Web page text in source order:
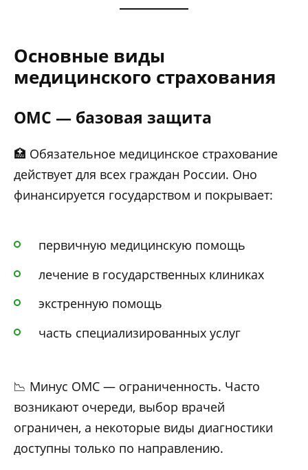
Основные виды
медицинского страхования
ОМС — базовая защита
🏥 Обязательное медицинское страхование
действует для всех граждан России. Оно
финансируется государством и покрывает:
первичную медицинскую помощь
лечение в государственных клиниках
экстренную помощь
часть специализированных услуг
📉 Минус ОМС — ограниченность. Часто
возникают очереди, выбор врачей
ограничен, а некоторые виды диагностики
доступны только по направлению.